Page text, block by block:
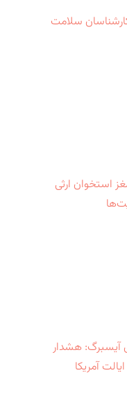
سلامت
استخوان ارثی
آیسبرگ: هشدار